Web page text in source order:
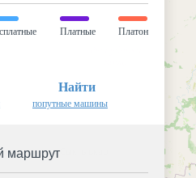
Платные Платон
Найти
попутные машины
маршрут